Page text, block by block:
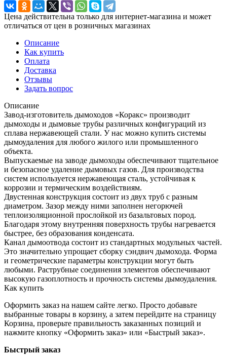
Цена действительна только для интернет-магазина и может
отличаться от цен в розничных магазинах
Описание
Как купить
Оплата
Доставка
Отзывы
Задать вопрос
Описание
Завод-изготовитель дымоходов «Коракс» производит
дымоходы и дымовые трубы различных конфигураций из
сплава нержавеющей стали. У нас можно купить системы
дымоудаления для любого жилого или промышленного
объекта.
Выпускаемые на заводе дымоходы обеспечивают тщательное
и безопасное удаление дымовых газов. Для производства
систем используется нержавеющая сталь, устойчивая к
коррозии и термическим воздействиям.
Двустенная конструкция состоит из двух труб с разным
диаметром. Зазор между ними заполнен негорючей
теплоизоляционной прослойкой из базальтовых пород.
Благодаря этому внутренняя поверхность трубы нагревается
быстрее, без образования конденсата.
Канал дымоотвода состоит из стандартных модульных частей.
Это значительно упрощает сборку сэндвич дымохода. Форма
и геометрические параметры конструкции могут быть
любыми. Раструбные соединения элементов обеспечивают
высокую газоплотность и прочность системы дымоудаления.
Как купить
Оформить заказ на нашем сайте легко. Просто добавьте
выбранные товары в корзину, а затем перейдите на страницу
Корзина, проверьте правильность заказанных позиций и
нажмите кнопку «Оформить заказ» или «Быстрый заказ».
Быстрый заказ